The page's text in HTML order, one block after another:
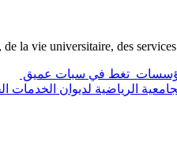
la vie universitaire, des
تغط في سبات عميق
الرياضية لديوان الخدمات